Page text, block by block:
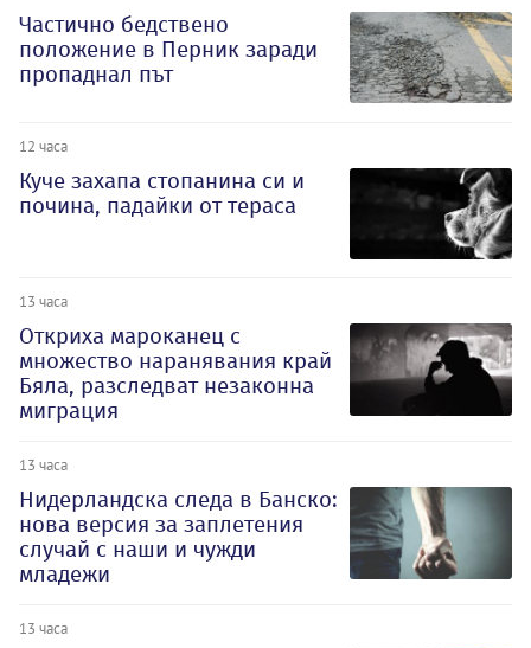
Частично бедствено
положение в Перник заради
пропаднал път
12 часа
Куче захапа стопанина си и
почина, падайки от тераса
13 часа
Откриха мароканец с
множество наранявания край
Бяла, разследват незаконна
миграция
13 часа
Нидерландска следа в Банско:
нова версия за заплетения
случай с наши и чужди
младежи
13 часа